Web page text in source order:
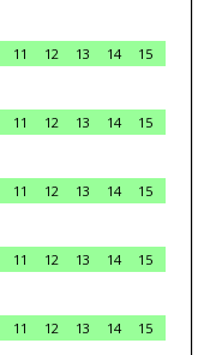
11 12 13 14
15
11 12 13 14
15
11 12 13 14
15
11 12 13 14
15
11 12 13 14
15